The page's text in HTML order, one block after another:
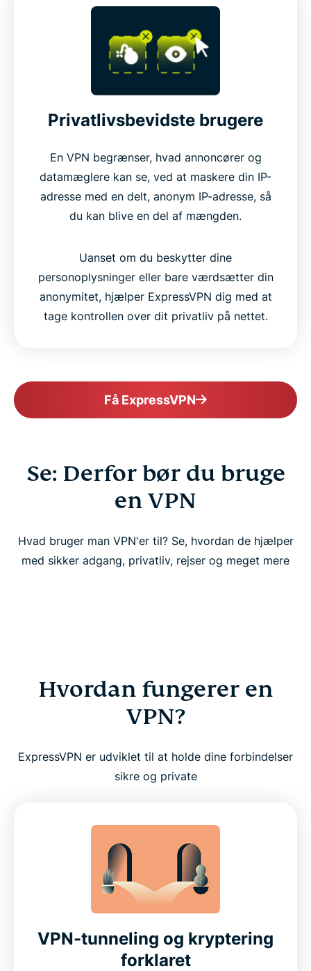
Privatlivsbevidste brugere
En VPN begrænser, hvad annoncører og
datamæglere kan se, ved at maskere din IP-
adresse med en delt, anonym IP-adresse, så
du kan blive en del af mængden.
Uanset om du beskytter dine
personoplysninger eller bare værdsætter din
anonymitet, hjælper ExpressVPN dig med at
tage kontrollen over dit privatliv på nettet.
Få ExpressVPN
Se: Derfor bør du bruge
en VPN
Hvad bruger man VPN'er til? Se, hvordan de hjælper
med sikker adgang, privatliv, rejser og meget mere
Hvordan fungerer en
VPN?
ExpressVPN er udviklet til at holde dine forbindelser
sikre og private
VPN-tunneling og kryptering
forklaret